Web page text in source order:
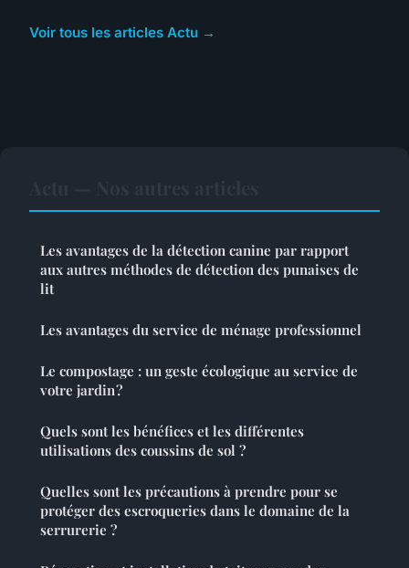
Voir tous les articles Actu →
Les avantages de la détection canine par rapport
aux autres méthodes de détection des punaises de
lit
Les avantages du service de ménage professionnel
Le compostage : un geste écologique au service de
votre jardin ?
Quels sont les bénéfices et les différentes
utilisations des coussins de sol ?
Quelles sont les précautions à prendre pour se
protéger des escroqueries dans le domaine de la
serrurerie ?